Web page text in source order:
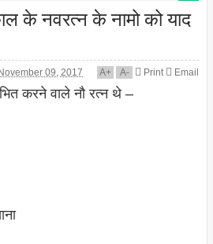
के नवरत्न के नामो को याद
November 09, 2017 A+ A- Print Email
करने वाले नौ रत्न थे –